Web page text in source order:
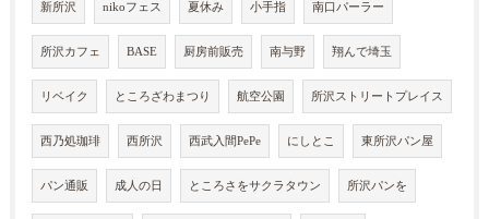
新所沢 nikoフェス 夏休み 小手指 南口パーラー
所沢カフェ BASE 厨房前販売 南与野 翔んで埼玉
リベイク ところざわまつり 航空公園 所沢ストリートプレイス
西乃処珈琲 西所沢 西武入間PePe にしとこ 東所沢パン屋
パン通販 成人の日 ところさをサクラタウン 所沢パンを